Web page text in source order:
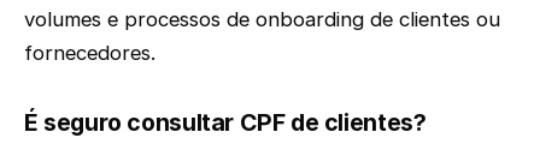
volumes e processos de onboarding de clientes ou
fornecedores.
É seguro consultar CPF de clientes?